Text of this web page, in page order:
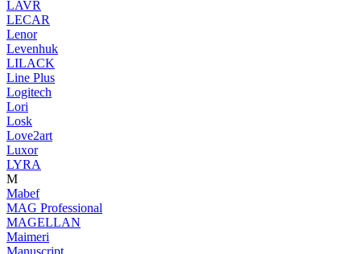
LAVR
LECAR
Lenor
Levenhuk
LILACK
Line Plus
Logitech
Lori
Losk
Love2art
Luxor
LYRA
M
Mabef
MAG Professional
MAGELLAN
Maimeri
Manuscript